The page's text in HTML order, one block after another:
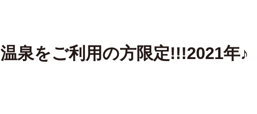
温泉をご利用の方限定!!!2021年♪